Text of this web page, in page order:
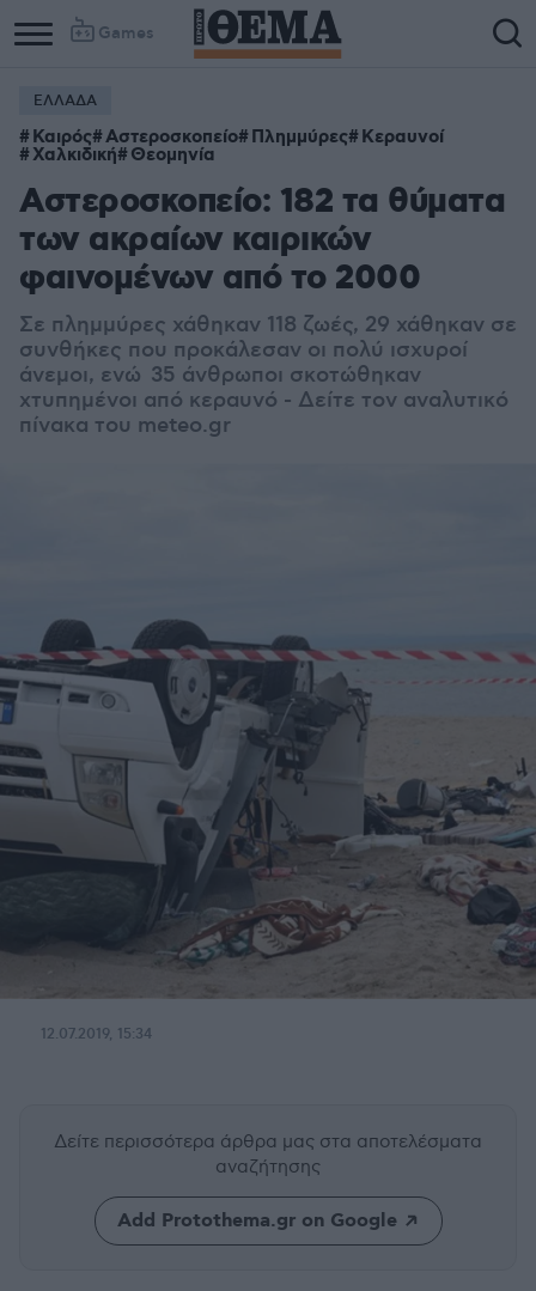
Games
ΕΛΛΑΔΑ
Καιρός Αστεροσκοπείο Πλημμύρες Κεραυνοί
Χαλκιδική Θεομηνία
Αστεροσκοπείο: 182 τα θύματα
των ακραίων καιρικών
φαινομένων από το 2000
Σε πλημμύρες χάθηκαν 118 ζωές, 29 χάθηκαν σε
συνθήκες που προκάλεσαν οι πολύ ισχυροί
άνεμοι, ενώ 35 άνθρωποι σκοτώθηκαν
χτυπημένοι από κεραυνό - Δείτε τον αναλυτικό
πίνακα του meteo.gr
12.07.2019, 15:34
Δείτε περισσότερα άρθρα μας στα αποτελέσματα
αναζήτησης
Add Protothema.gr on Google